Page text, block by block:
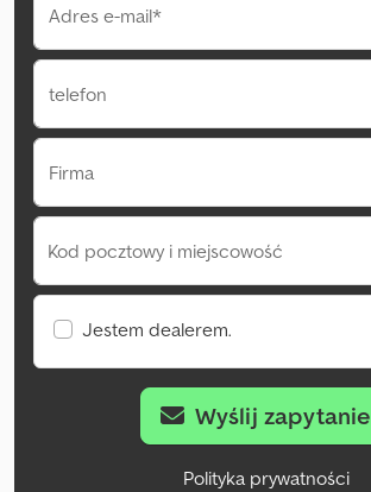
Adres e-mail*
telefon
Firma
Kod pocztowy i miejscowość
Jestem dealerem.
Wyślij zapytanie
Polityka prywatności